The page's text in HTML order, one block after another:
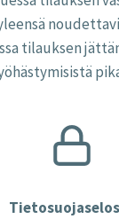
tilauksen